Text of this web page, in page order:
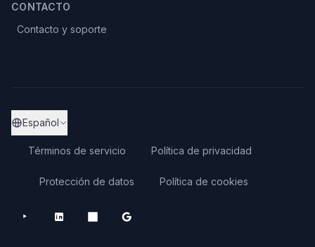
CONTACTO
Contacto y soporte
Español
Términos de servicio Política de privacidad
Protección de datos Política de cookies